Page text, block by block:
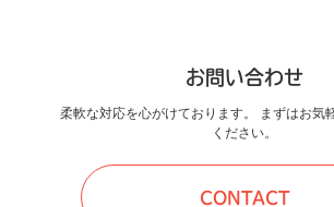
お問い合わせ
柔軟な対応を心がけております。 まずはお気
ください。
CONTACT